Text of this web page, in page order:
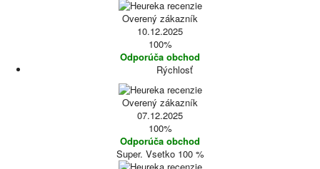
Overený zákazník
10.12.2025
100%
Odporúča obchod
Rýchlosť
Overený zákazník
07.12.2025
100%
Odporúča obchod
Super. Vsetko 100 %